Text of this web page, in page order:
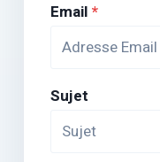
Email *
Sujet